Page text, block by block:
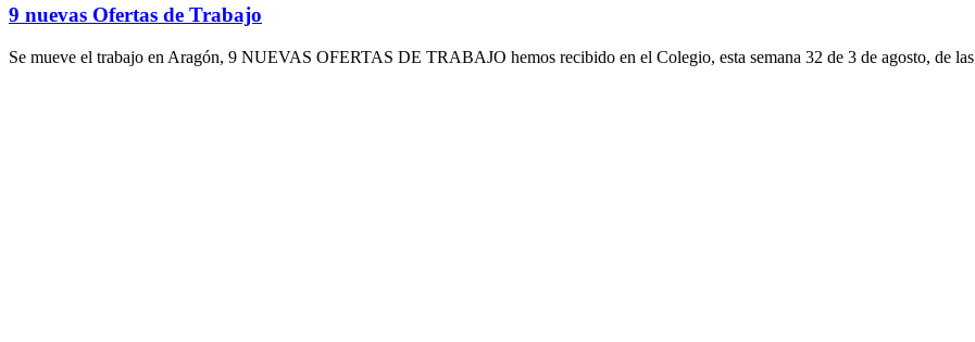
9 nuevas Ofertas de Trabajo
Se mueve el trabajo en Aragón, 9 NUEVAS OFERTAS DE TRABAJO hemos recibido en el Colegio, esta semana 32 de 3 de agosto, de las